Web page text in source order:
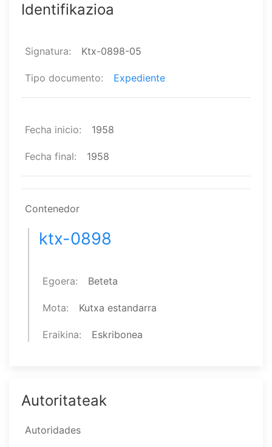
Identifikazioa
Signatura Ktx-0898-05
Tipo documento Expediente
Fecha inicio 1958
Fecha final 1958
Contenedor
ktx-0898
Egoera Beteta
Mota Kutxa estandarra
Eraikina Eskribonea
Autoritateak
Autoridades